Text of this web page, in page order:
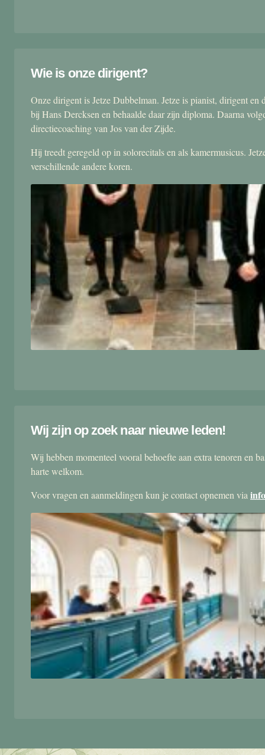
Wie is onze dirigent?
Onze dirigent is Jetze Dubbelman. Jetze is pianist, dirigent
bij Hans Dercksen en behaalde daar zijn diploma. Daarna
directiecoaching van Jos van der Zijde.
Hij treedt geregeld op in solorecitals en als kamermusicus.
verschillende andere koren.
Wij zijn op zoek naar nieuwe leden!
Wij hebben momenteel vooral behoefte aan extra tenoren en
harte welkom.
Voor vragen en aanmeldingen kun je contact opnemen via